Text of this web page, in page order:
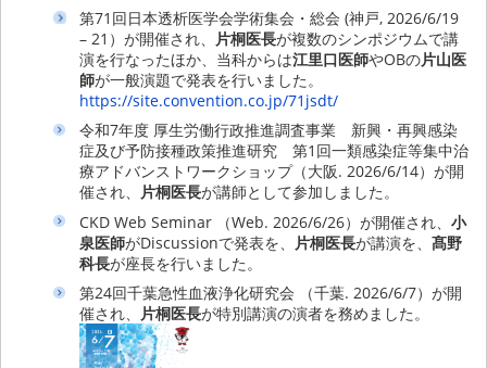
第71回日本透析医学会学術集会・総会 (神戸, 2026/6/19
– 21）が開催され、 片桐医長が複数のシンポジウムで講
演を行なったほか、当科からは江里口医師やOBの片山医
師が一般演題で発表を行いました。
https://site.convention.co.jp/71jsdt/
令和7年度 厚生労働行政推進調査事業 新興・再興感染
症及び予防接種政策推進研究 第1回一類感染症等集中治
療アドバンストワークショップ（大阪. 2026/6/14）が開
催され、 片桐医長が講師として参加しました。
CKD Web Seminar （Web. 2026/6/26）が開催され、小
泉医師がDiscussionで発表を、 片桐医長が講演を、髙野
科長が座長を行いました。
第24回千葉急性血液浄化研究会 （千葉. 2026/6/7）が開
催され、 片桐医長が特別講演の演者を務めました。